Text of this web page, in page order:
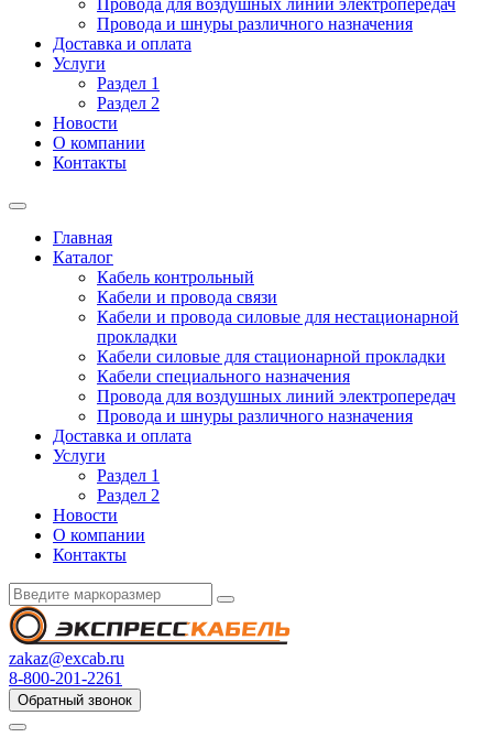
Провода для воздушных линий электропередач
Провода и шнуры различного назначения
Доставка и оплата
Услуги
Раздел 1
Раздел 2
Новости
О компании
Контакты
Главная
Каталог
Кабель контрольный
Кабели и провода связи
Кабели и провода силовые для нестационарной
прокладки
Кабели силовые для стационарной прокладки
Кабели специального назначения
Провода для воздушных линий электропередач
Провода и шнуры различного назначения
Доставка и оплата
Услуги
Раздел 1
Раздел 2
Новости
О компании
Контакты
zakaz@excab.ru
8-800-201-2261
Обратный звонок